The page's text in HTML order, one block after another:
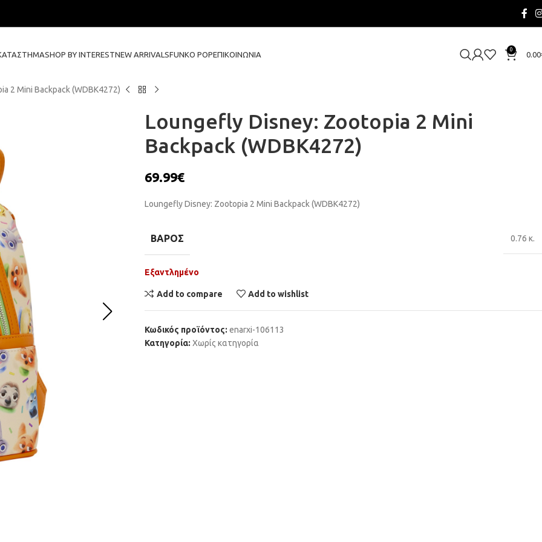
SHOP BY INTERESTNEW ARRIVALSFUNKO POPΕΠΙΚΟΙΝΩΝΊΑ
0
0.00
2 Mini Backpack (WDBK4272)
Loungefly Disney: Zootopia 2 Mini
Backpack (WDBK4272)
69.99€
Loungefly Disney: Zootopia 2 Mini Backpack (WDBK4272)
ΒΆΡΟΣ 0.76 κ.
Εξαντλημένο
Add to compare Add to wishlist
Κωδικός προϊόντος: enarxi-106113
Κατηγορία: Χωρίς κατηγορία